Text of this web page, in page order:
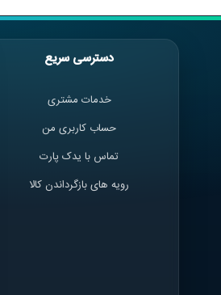
دسترسی سریع
خدمات مشتری
حساب کاربری من
تماس با یدک پارت
رویه های بازگرداندن کالا